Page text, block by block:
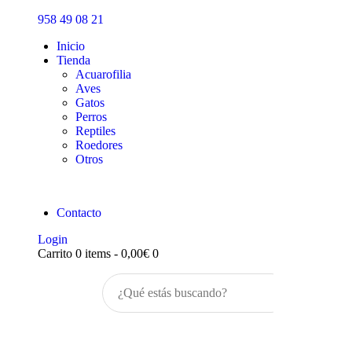
958 49 08 21
Inicio
Tienda
Acuarofilia
Aves
Gatos
Perros
Reptiles
Roedores
Otros
Contacto
Login
Carrito 0 items - 0,00€ 0
Inicio